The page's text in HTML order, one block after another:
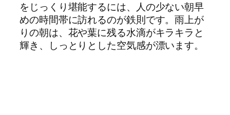
をじっくり堪能するには、人の少ない朝早
めの時間帯に訪れるのが鉄則です。雨上が
りの朝は、花や葉に残る水滴がキラキラと
輝き、しっとりとした空気感が漂います。